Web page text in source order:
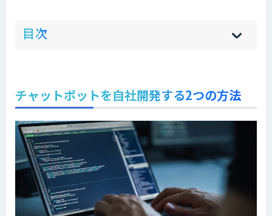
目次 hi
]
sh
]
チャットボットを自社開発する2つの方法